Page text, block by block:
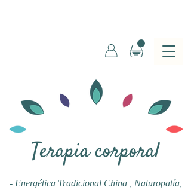
Terapia corporal
- Energética Tradicional China
, Naturopatía,